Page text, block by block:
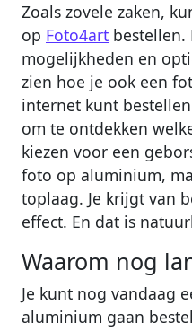
Zoals zovele zaken,
op Foto4art bestellen.
mogelijkheden en
zien hoe je ook een
internet kunt
om te ontdekken
kiezen voor een
foto op aluminium,
toplaag. Je krijgt van
effect. En dat is
Waarom nog
Je kunt nog vandaag
aluminium gaan